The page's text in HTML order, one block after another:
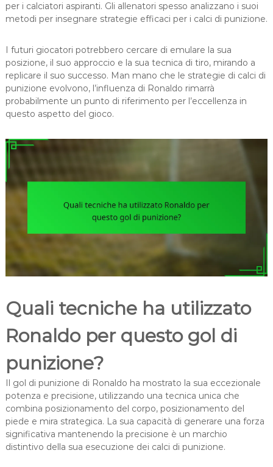
per i calciatori aspiranti. Gli allenatori spesso analizzano i suoi
metodi per insegnare strategie efficaci per i calci di punizione.
I futuri giocatori potrebbero cercare di emulare la sua
posizione, il suo approccio e la sua tecnica di tiro, mirando a
replicare il suo successo. Man mano che le strategie di calci di
punizione evolvono, l’influenza di Ronaldo rimarrà
probabilmente un punto di riferimento per l’eccellenza in
questo aspetto del gioco.
Quali tecniche ha utilizzato
Ronaldo per questo gol di
punizione?
Il gol di punizione di Ronaldo ha mostrato la sua eccezionale
potenza e precisione, utilizzando una tecnica unica che
combina posizionamento del corpo, posizionamento del
piede e mira strategica. La sua capacità di generare una forza
significativa mantenendo la precisione è un marchio
distintivo della sua esecuzione dei calci di punizione.